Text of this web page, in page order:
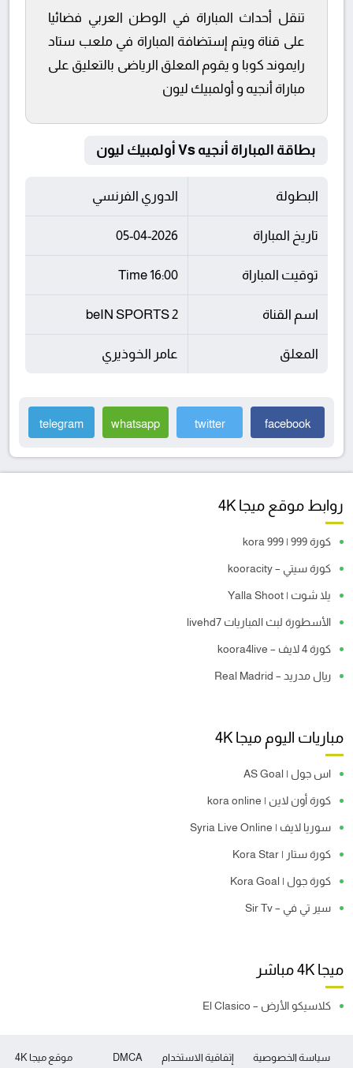
تنقل أحداث المباراة في الوطن العربي فضائيا
على قناة ويتم إستضافة المباراة في ملعب ستاد
رايموند كوبا و يقوم المعلق الرياضى بالتعليق على
مباراة أنجيه و أولمبيك ليون
بطاقة المباراة أنجيه Vs أولمبيك ليون
البطولة الدوري الفرنسي
تاريخ المباراة 05-04-2026
توقيت المباراة 16:00 Time
اسم القناة beIN SPORTS 2
المعلق عامر الخوذيري
facebook
twitter
whatsapp
telegram
روابط موقع ميجا 4K
كورة 999 | kora 999
كورة سيتي – kooracity
يلا شوت | Yalla Shoot
الأسطورة لبث المباريات livehd7
كورة 4 لايف – koora4live
ريال مدريد – Real Madrid
مباريات اليوم ميجا 4K
اس جول | AS Goal
كورة أون لاين | kora online
سوريا لايف | Syria Live Online
كورة ستار | Kora Star
كورة جول | Kora Goal
سير تي في – Sir Tv
ميجا 4K مباشر
كلاسيكو الأرض – El Clasico
موقع ميجا 4K سياسة الخصوصية إتفاقية الاستخدام DMCA